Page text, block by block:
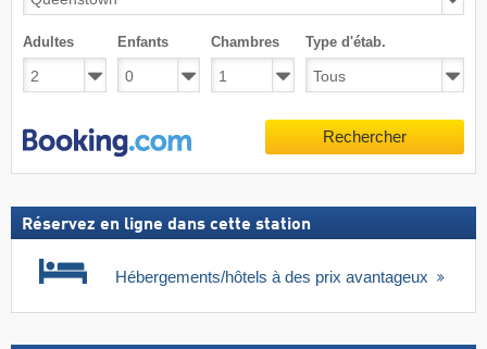
Adultes Enfants Chambres Type d'étab.
Rechercher
Réservez en ligne dans cette station
Hébergements/hôtels à des prix avantageux